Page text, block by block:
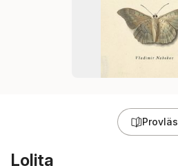
Provläs
Lolita